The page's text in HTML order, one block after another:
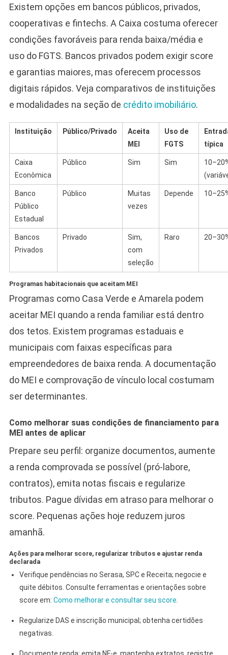
Existem opções em bancos públicos, privados,
cooperativas e fintechs. A Caixa costuma oferecer
condições favoráveis para renda baixa/média e
uso do FGTS. Bancos privados podem exigir score
e garantias maiores, mas oferecem processos
digitais rápidos. Veja comparativos de instituições
e modalidades na seção de crédito imobiliário.
Instituição Público/Privado
Aceita
MEI
Uso de
FGTS
típica
Caixa
Econômica
Público Sim Sim
Banco
Público
Estadual
Público
Muitas
vezes
Depende
Bancos
Privados
Privado
Sim,
com
seleção
Raro
Programas habitacionais que aceitam MEI
Programas como Casa Verde e Amarela podem
aceitar MEI quando a renda familiar está dentro
dos tetos. Existem programas estaduais e
municipais com faixas específicas para
empreendedores de baixa renda. A documentação
do MEI e comprovação de vínculo local costumam
ser determinantes.
Como melhorar suas condições de financiamento para
MEI antes de aplicar
Prepare seu perfil: organize documentos, aumente
a renda comprovada se possível (pró‑labore,
contratos), emita notas fiscais e regularize
tributos. Pague dívidas em atraso para melhorar o
score. Pequenas ações hoje reduzem juros
amanhã.
Ações para melhorar score, regularizar tributos e ajustar renda
declarada
Verifique pendências no Serasa, SPC e Receita; negocie e
quite débitos. Consulte ferramentas e orientações sobre
score em: Como melhorar e consultar seu score
Regularize DAS e inscrição municipal; obtenha certidões
negativas.